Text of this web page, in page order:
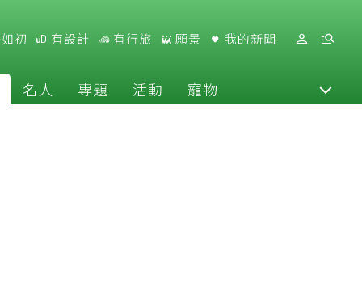
初 有設計 有行旅 願景 我的新聞
名人 專題 活動 寵物